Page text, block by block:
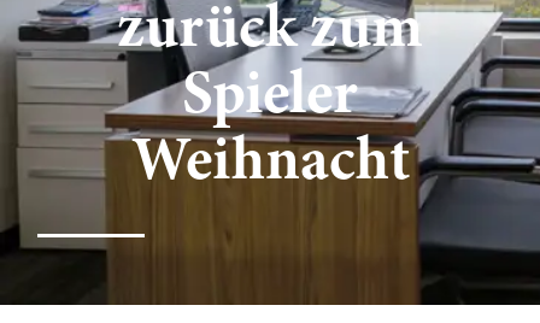
zurück zum
Spieler
Weihnacht